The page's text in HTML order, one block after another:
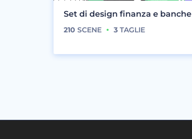
Set di design finanza e banche
210 SCENE 3 TAGLIE